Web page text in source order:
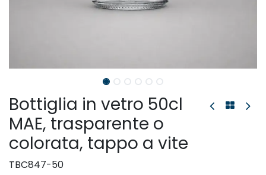
Bottiglia in vetro 50cl
MAE, trasparente o
colorata, tappo a vite
TBC847-50